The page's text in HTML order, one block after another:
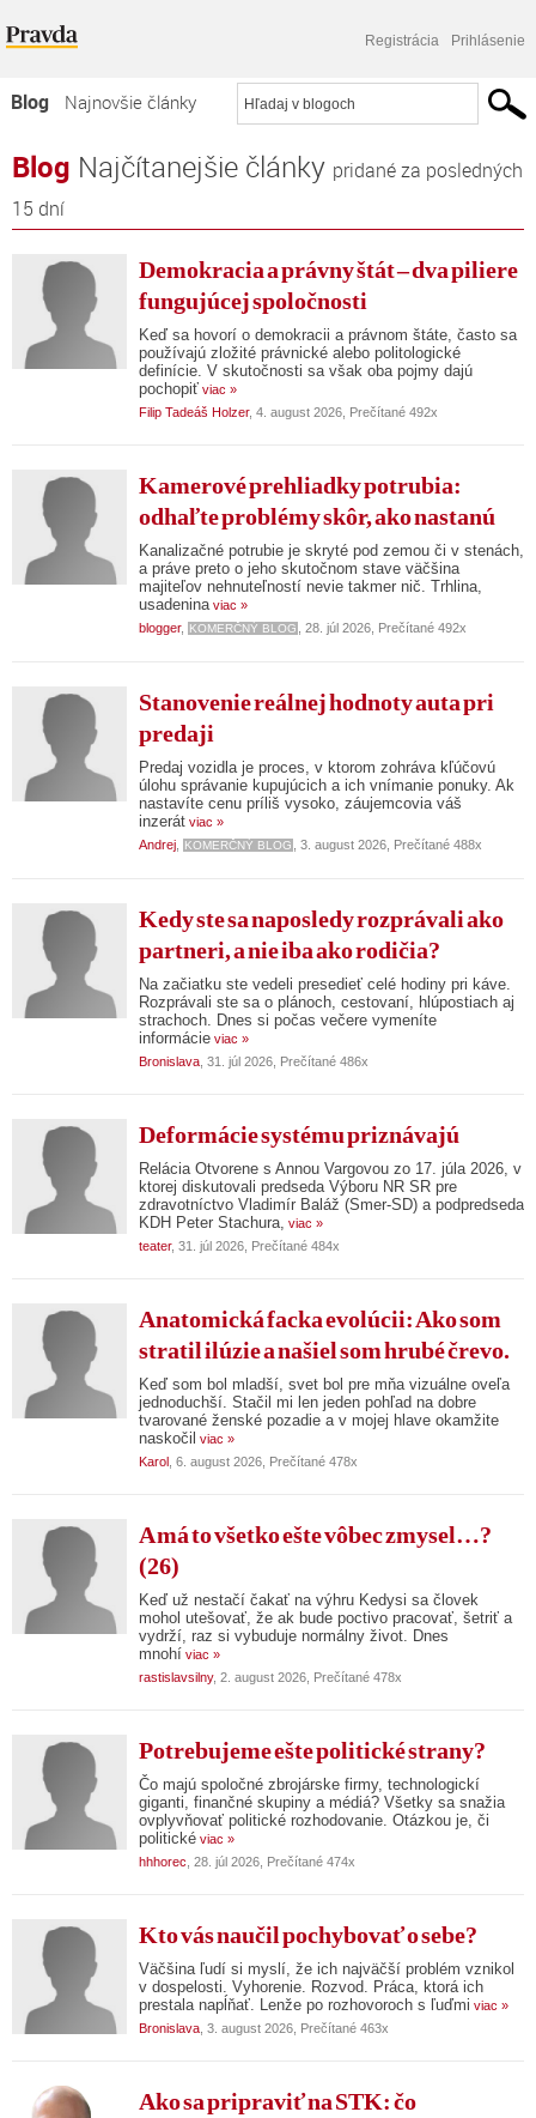
Registrácia Prihlásenie
Blog Najnovšie články
Najčítanejšie články
Najkomentovanejšie články
Komerčné blogy
Blog Najčítanejšie články pridané za posledných
15 dní
Demokracia a právny štát – dva piliere
fungujúcej spoločnosti
Keď sa hovorí o demokracii a právnom štáte, často sa
používajú zložité právnické alebo politologické
definície. V skutočnosti sa však oba pojmy dajú
pochopiť viac »
Filip Tadeáš Holzer, 4. august 2026, Prečítané 492x
Kamerové prehliadky potrubia:
odhaľte problémy skôr, ako nastanú
Kanalizačné potrubie je skryté pod zemou či v stenách,
a práve preto o jeho skutočnom stave väčšina
majiteľov nehnuteľností nevie takmer nič. Trhlina,
usadenina viac »
blogger, KOMERČNÝ BLOG , 28. júl 2026, Prečítané 492x
Stanovenie reálnej hodnoty auta pri
predaji
Predaj vozidla je proces, v ktorom zohráva kľúčovú
úlohu správanie kupujúcich a ich vnímanie ponuky. Ak
nastavíte cenu príliš vysoko, záujemcovia váš
inzerát viac »
Andrej
KOMERČNÝ BLOG , 3. august 2026, Prečítané 488x
Kedy ste sa naposledy rozprávali ako
partneri, a nie iba ako rodičia?
Na začiatku ste vedeli presedieť celé hodiny pri káve.
Rozprávali ste sa o plánoch, cestovaní, hlúpostiach aj
strachoch. Dnes si počas večere vymeníte
informácie viac »
Bronislava , 31. júl 2026, Prečítané 486x
Deformácie systému priznávajú
Relácia Otvorene s Annou Vargovou zo 17. júla 2026, v
ktorej diskutovali predseda Výboru NR SR pre
zdravotníctvo Vladimír Baláž (Smer-SD) a podpredseda
KDH Peter Stachura, viac »
teater, 31. júl 2026, Prečítané 484x
Anatomická facka evolúcii: Ako som
stratil ilúzie a našiel som hrubé črevo.
Keď som bol mladší, svet bol pre mňa vizuálne oveľa
jednoduchší. Stačil mi len jeden pohľad na dobre
tvarované ženské pozadie a v mojej hlave okamžite
naskočil viac »
Karol , 6. august 2026, Prečítané 478x
A má to všetko ešte vôbec zmysel…?
(26)
Keď už nestačí čakať na výhru Kedysi sa človek
mohol utešovať, že ak bude poctivo pracovať, šetriť a
vydrží, raz si vybuduje normálny život. Dnes
mnohí viac »
rastislavsilny, 2. august 2026, Prečítané 478x
Potrebujeme ešte politické strany?
Čo majú spoločné zbrojárske firmy, technologickí
giganti, finančné skupiny a médiá? Všetky sa snažia
ovplyvňovať politické rozhodovanie. Otázkou je, či
politické viac »
hhhorec , 28. júl 2026, Prečítané 474x
Kto vás naučil pochybovať o sebe?
Väčšina ľudí si myslí, že ich najväčší problém vznikol
v dospelosti. Vyhorenie. Rozvod. Práca, ktorá ich
prestala napĺňať. Lenže po rozhovoroch s ľuďmi viac »
Bronislava , 3. august 2026, Prečítané 463x
Ako sa pripraviť na STK: čo